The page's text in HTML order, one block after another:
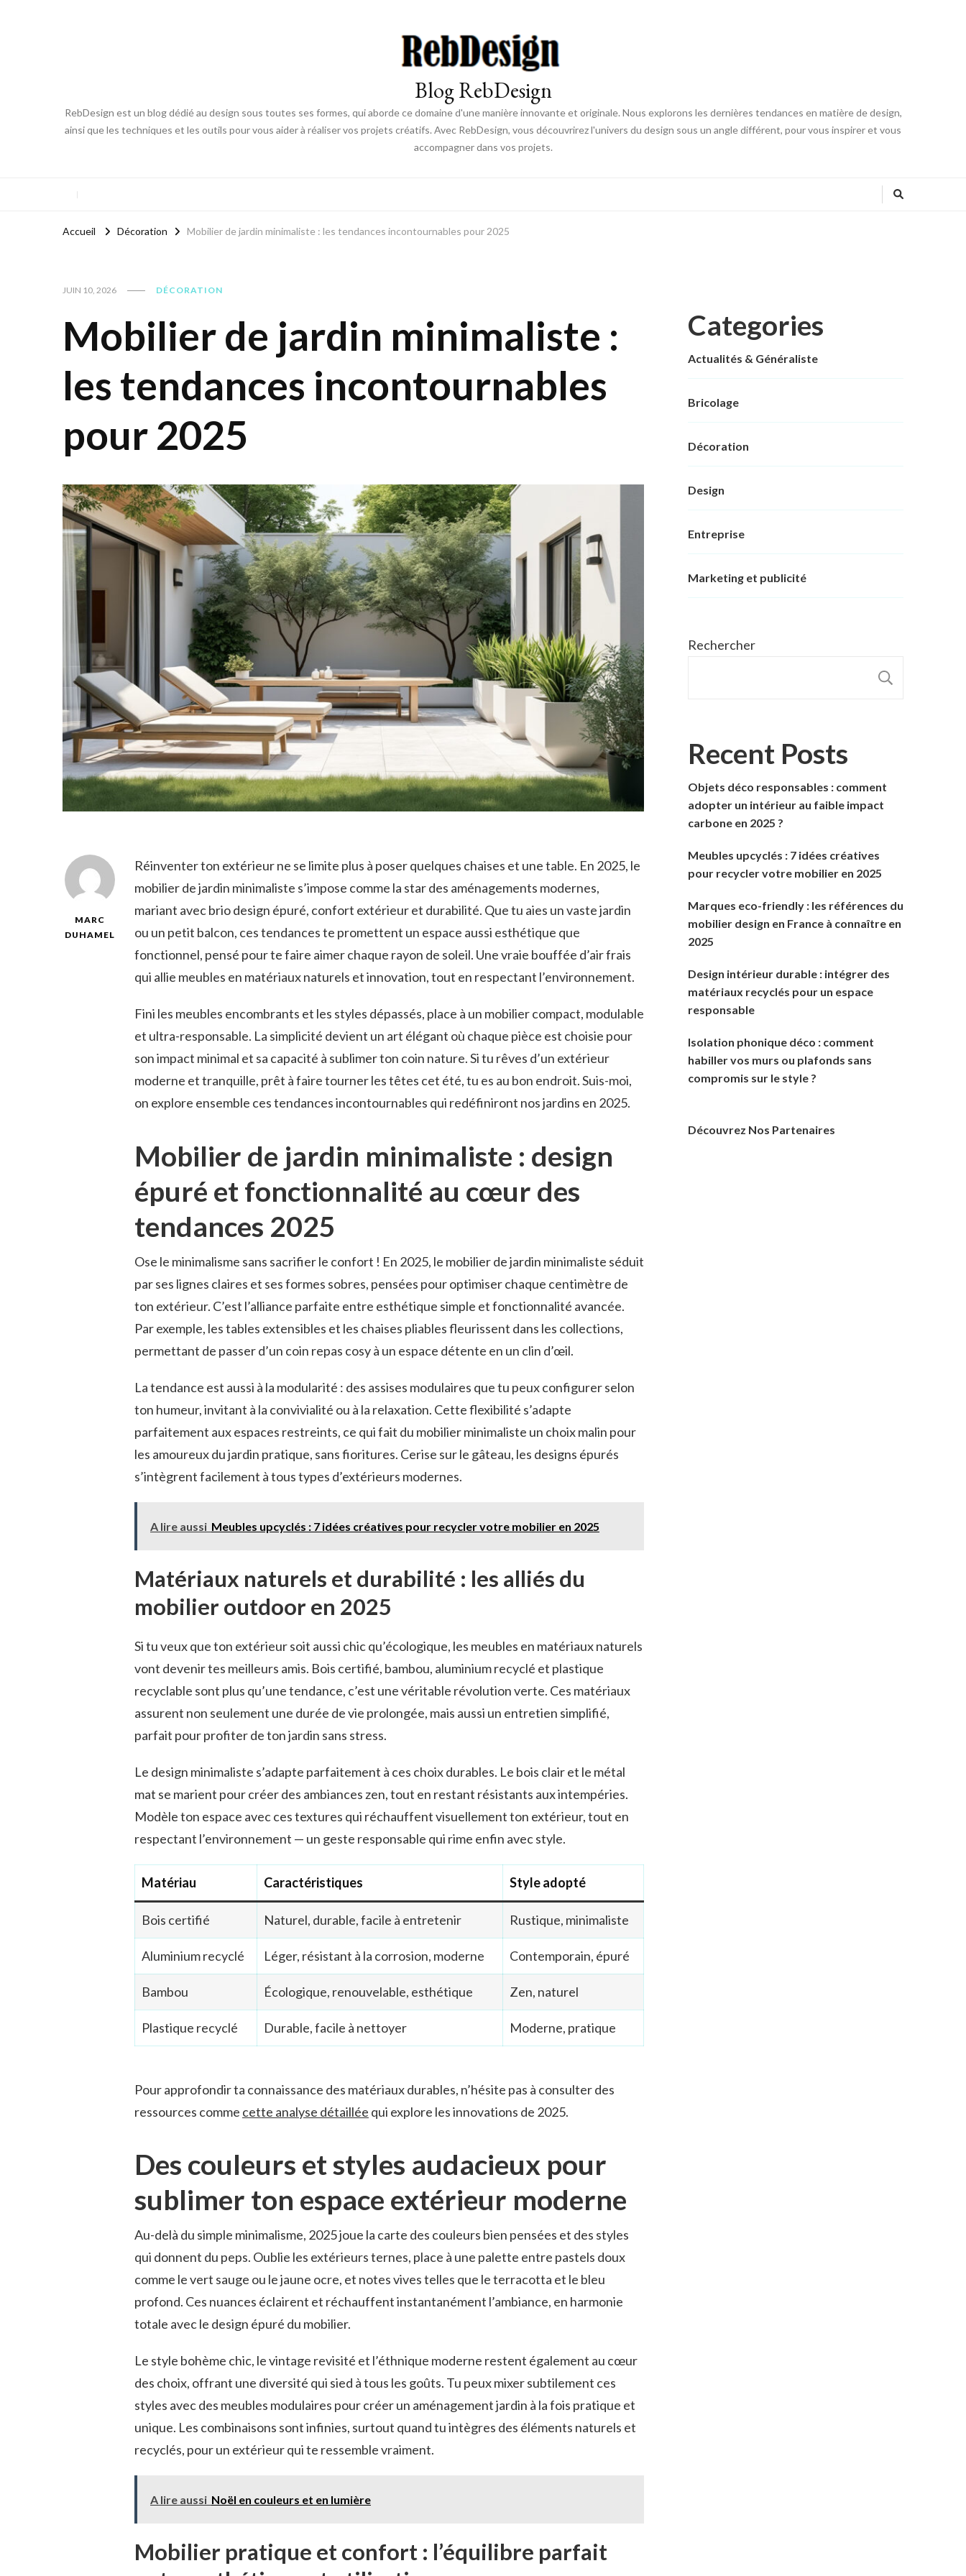
Blog RebDesign
RebDesign est un blog dédié au design sous toutes ses formes, qui aborde ce domaine d'une manière innovante et originale. Nous explorons les dernières tendances en matière de design,
ainsi que les techniques et les outils pour vous aider à réaliser vos projets créatifs. Avec RebDesign, vous découvrirez l'univers du design sous un angle différent, pour vous inspirer et vous
accompagner dans vos projets.
Accueil Décoration Mobilier de jardin minimaliste : les tendances incontournables pour 2025
JUIN 10, 2026 DÉCORATION
Mobilier de jardin minimaliste :
les tendances incontournables
pour 2025
MARC
DUHAMEL
Réinventer ton extérieur ne se limite plus à poser quelques chaises et une table. En 2025, le
mobilier de jardin minimaliste s’impose comme la star des aménagements modernes,
mariant avec brio design épuré, confort extérieur et durabilité. Que tu aies un vaste jardin
ou un petit balcon, ces tendances te promettent un espace aussi esthétique que
fonctionnel, pensé pour te faire aimer chaque rayon de soleil. Une vraie bouffée d’air frais
qui allie meubles en matériaux naturels et innovation, tout en respectant l’environnement.
Fini les meubles encombrants et les styles dépassés, place à un mobilier compact, modulable
et ultra-responsable. La simplicité devient un art élégant où chaque pièce est choisie pour
son impact minimal et sa capacité à sublimer ton coin nature. Si tu rêves d’un extérieur
moderne et tranquille, prêt à faire tourner les têtes cet été, tu es au bon endroit. Suis-moi,
on explore ensemble ces tendances incontournables qui redéfiniront nos jardins en 2025.
Mobilier de jardin minimaliste : design
épuré et fonctionnalité au cœur des
tendances 2025
Ose le minimalisme sans sacrifier le confort ! En 2025, le mobilier de jardin minimaliste séduit
par ses lignes claires et ses formes sobres, pensées pour optimiser chaque centimètre de
ton extérieur. C’est l’alliance parfaite entre esthétique simple et fonctionnalité avancée.
Par exemple, les tables extensibles et les chaises pliables fleurissent dans les collections,
permettant de passer d’un coin repas cosy à un espace détente en un clin d’œil.
La tendance est aussi à la modularité : des assises modulaires que tu peux configurer selon
ton humeur, invitant à la convivialité ou à la relaxation. Cette flexibilité s’adapte
parfaitement aux espaces restreints, ce qui fait du mobilier minimaliste un choix malin pour
les amoureux du jardin pratique, sans fioritures. Cerise sur le gâteau, les designs épurés
s’intègrent facilement à tous types d’extérieurs modernes.
A lire aussi Meubles upcyclés : 7 idées créatives pour recycler votre mobilier en 2025
Matériaux naturels et durabilité : les alliés du
mobilier outdoor en 2025
Si tu veux que ton extérieur soit aussi chic qu’écologique, les meubles en matériaux naturels
vont devenir tes meilleurs amis. Bois certifié, bambou, aluminium recyclé et plastique
recyclable sont plus qu’une tendance, c’est une véritable révolution verte. Ces matériaux
assurent non seulement une durée de vie prolongée, mais aussi un entretien simplifié,
parfait pour profiter de ton jardin sans stress.
Le design minimaliste s’adapte parfaitement à ces choix durables. Le bois clair et le métal
mat se marient pour créer des ambiances zen, tout en restant résistants aux intempéries.
Modèle ton espace avec ces textures qui réchauffent visuellement ton extérieur, tout en
respectant l’environnement — un geste responsable qui rime enfin avec style.
Matériau Caractéristiques Style adopté
Bois certifié Naturel, durable, facile à entretenir Rustique, minimaliste
Aluminium recyclé Léger, résistant à la corrosion, moderne Contemporain, épuré
Bambou Écologique, renouvelable, esthétique Zen, naturel
Plastique recyclé Durable, facile à nettoyer Moderne, pratique
Pour approfondir ta connaissance des matériaux durables, n’hésite pas à consulter des
ressources comme cette analyse détaillée qui explore les innovations de 2025.
Des couleurs et styles audacieux pour
sublimer ton espace extérieur moderne
Au-delà du simple minimalisme, 2025 joue la carte des couleurs bien pensées et des styles
qui donnent du peps. Oublie les extérieurs ternes, place à une palette entre pastels doux
comme le vert sauge ou le jaune ocre, et notes vives telles que le terracotta et le bleu
profond. Ces nuances éclairent et réchauffent instantanément l’ambiance, en harmonie
totale avec le design épuré du mobilier.
Le style bohème chic, le vintage revisité et l’éthnique moderne restent également au cœur
des choix, offrant une diversité qui sied à tous les goûts. Tu peux mixer subtilement ces
styles avec des meubles modulaires pour créer un aménagement jardin à la fois pratique et
unique. Les combinaisons sont infinies, surtout quand tu intègres des éléments naturels et
recyclés, pour un extérieur qui te ressemble vraiment.
A lire aussi Noël en couleurs et en lumière
Mobilier pratique et confort : l’équilibre parfait
Categories
Actualités & Généraliste
Bricolage
Décoration
Design
Entreprise
Marketing et publicité
Rechercher
Recent Posts
Objets déco responsables : comment
adopter un intérieur au faible impact
carbone en 2025 ?
Meubles upcyclés : 7 idées créatives
pour recycler votre mobilier en 2025
Marques eco-friendly : les références du
mobilier design en France à connaître en
2025
Design intérieur durable : intégrer des
matériaux recyclés pour un espace
responsable
Isolation phonique déco : comment
habiller vos murs ou plafonds sans
compromis sur le style ?
Découvrez Nos Partenaires